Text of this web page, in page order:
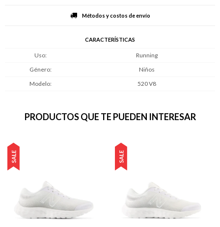
Métodos y costos de envío
CARACTERÍSTICAS
Uso
Running
Género
Niños
Modelo
520 V8
PRODUCTOS QUE TE PUEDEN INTERESAR